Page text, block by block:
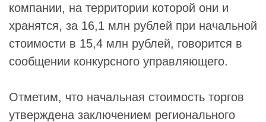
компании, на территории которой они и
хранятся, за 16,1 млн рублей при начальной
стоимости в 15,4 млн рублей, говорится в
сообщении конкурсного управляющего.
Отметим, что начальная стоимость торгов
утверждена заключением регионального